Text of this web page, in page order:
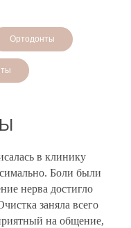
Ортодонты
в клинику
Боли были
нерва достигло
заняла всего
на общение,